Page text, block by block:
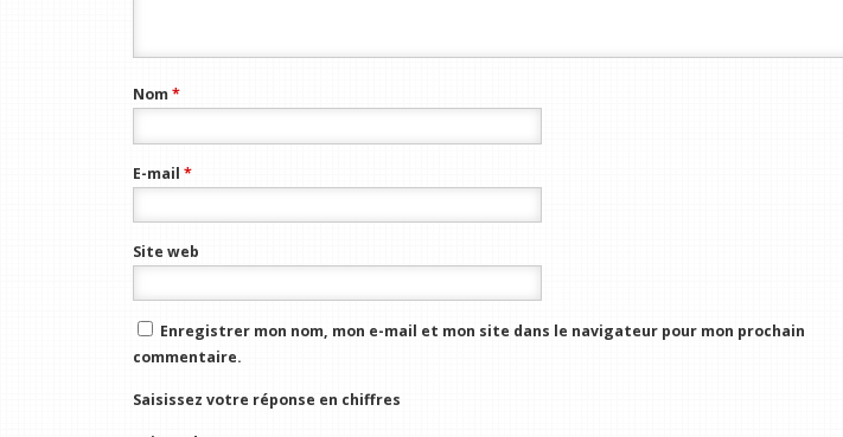
Nom*
E-mail *
Site web
Enregistrer mon nom, mon e-mail et mon site dans le navigateur pour mon prochain
commentaire.
Saisissez votre réponse en chiffres